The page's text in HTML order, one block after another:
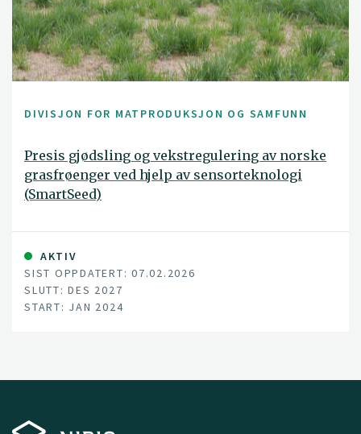
DIVISJON FOR MATPRODUKSJON OG SAMFUNN
Presis gjødsling og vekstregulering av norske
grasfrøenger ved hjelp av sensorteknologi
(SmartSeed)
AKTIV
SIST OPPDATERT: 07.02.2026
SLUTT: DES 2027
START: JAN 2024